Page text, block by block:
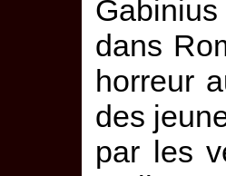
dans
horreur
des
par les